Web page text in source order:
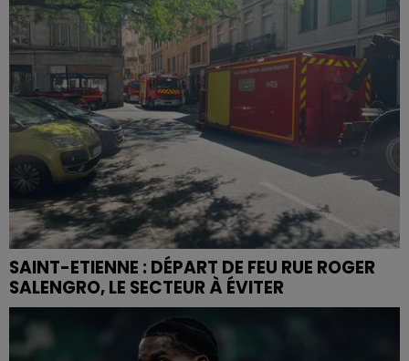
SAINT-ETIENNE : DÉPART DE FEU RUE ROGER
SALENGRO, LE SECTEUR À ÉVITER